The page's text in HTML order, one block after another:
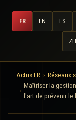
FR EN ES
ZH
Actus FR
Réseaux
Maîtriser la
l'art de prévenir le